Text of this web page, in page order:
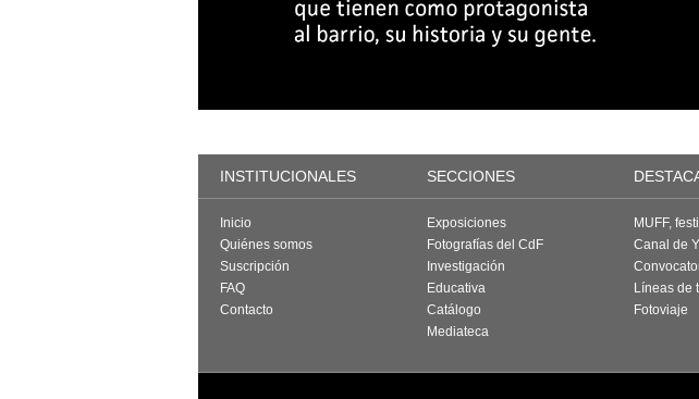
INSTITUCIONALES SECCIONES
Inicio
Quiénes somos
Suscripción
FAQ
Contacto
Exposiciones
Fotografías del CdF
Investigación
Educativa
Catálogo
Mediateca
MUFF,
Canal de
Líneas de
Fotoviaje